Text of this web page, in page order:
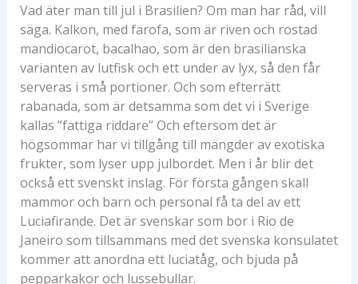
Vad äter man till jul i Brasilien? Om man har råd, vill
säga. Kalkon, med farofa, som är riven och rostad
mandiocarot, bacalhao, som är den brasilianska
varianten av lutfisk och ett under av lyx, så den får
serveras i små portioner. Och som efterrätt
rabanada, som är detsamma som det vi i Sverige
kallas ”fattiga riddare” Och eftersom det är
högsommar har vi tillgång till mängder av exotiska
frukter, som lyser upp julbordet. Men i år blir det
också ett svenskt inslag. För första gången skall
mammor och barn och personal få ta del av ett
Luciafirande. Det är svenskar som bor i Rio de
Janeiro som tillsammans med det svenska konsulatet
kommer att anordna ett luciatåg, och bjuda på
pepparkakor och lussebullar.